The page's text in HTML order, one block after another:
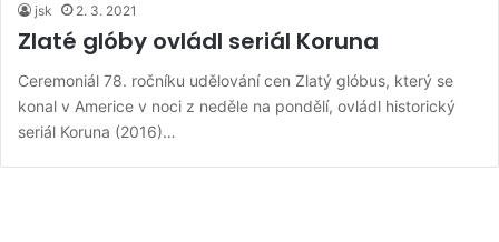
jsk 2. 3. 2021
Zlaté glóby ovládl seriál Koruna
Ceremoniál 78. ročníku udělování cen Zlatý glóbus, který se
konal v Americe v noci z neděle na pondělí, ovládl historický
seriál Koruna (2016)…